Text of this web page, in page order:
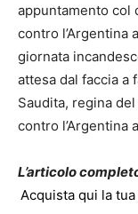
appuntamento col
contro l’Argentina
giornata
attesa dal faccia a
Saudita, regina
contro l’Argentina
L’articolo
Acquista qui la